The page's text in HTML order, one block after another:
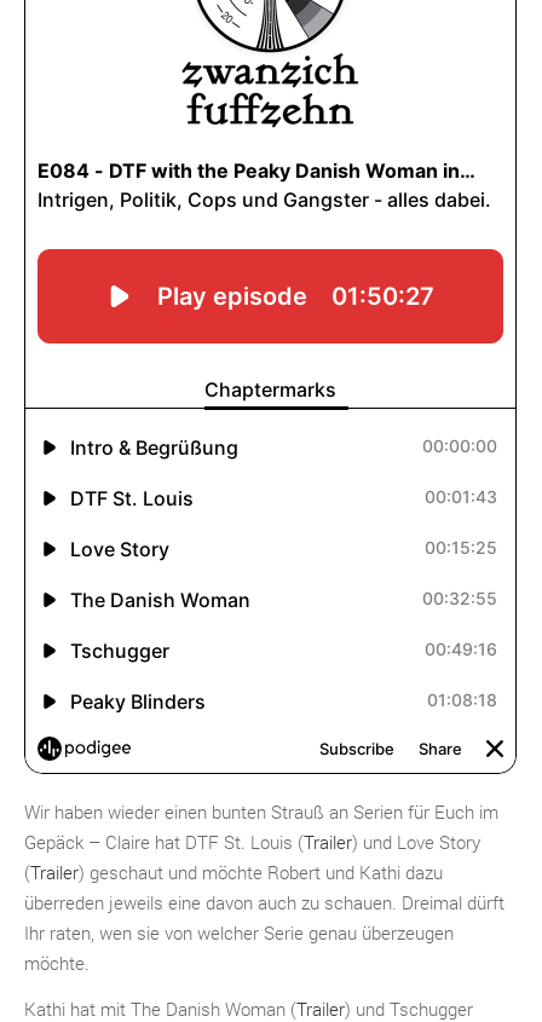
Wir haben wieder einen bunten Strauß an Serien für Euch im
Gepäck – Claire hat DTF St. Louis (Trailer) und Love Story
(Trailer) geschaut und möchte Robert und Kathi dazu
überreden jeweils eine davon auch zu schauen. Dreimal dürft
Ihr raten, wen sie von welcher Serie genau überzeugen
möchte.
Kathi hat mit The Danish Woman (Trailer) und Tschugger